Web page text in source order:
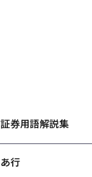
証券用語解説集
あ行